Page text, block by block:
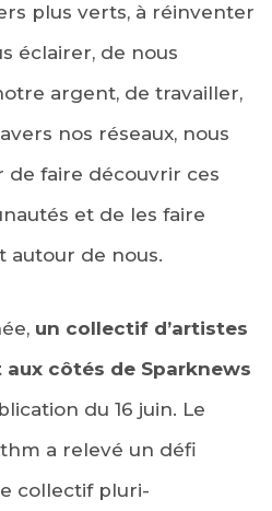
plus verts, à réinventer
éclairer, de nous
argent, de travailler,
nos réseaux, nous
de faire découvrir ces
et de les faire
autour de nous.
un collectif d’artistes
aux côtés de Sparknews
du 16 juin. Le
a relevé un défi
collectif pluri-